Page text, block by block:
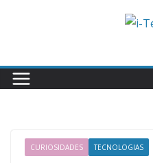
CURIOSIDADES TECNOLOGIAS